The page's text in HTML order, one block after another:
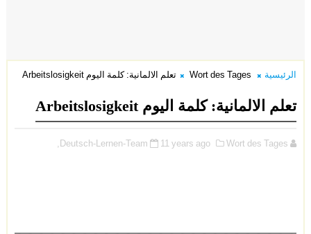
الرئيسية Wort des Tages تعلم الالمانية: كلمة اليوم Arbeitslosigkeit
تعلم الالمانية: كلمة اليوم Arbeitslosigkeit
Deutsch-Lernen-Team 11 years ago Wort des Tages,